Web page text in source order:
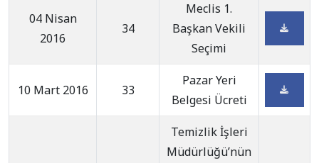
04 Nisan
2016
34
Meclis 1.
Başkan Vekili
Seçimi
10 Mart 2016 33
Pazar Yeri
Belgesi Ücreti
Temizlik İşleri
Müdürlüğü’nün